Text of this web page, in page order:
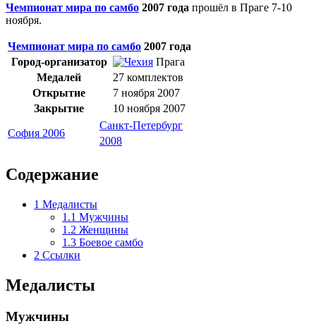
Чемпионат мира по самбо 2007 года прошёл в Праге 7-10
ноября.
Чемпионат мира по самбо 2007 года
Город-организатор
Прага
Медалей
27 комплектов
Открытие
7 ноября 2007
Закрытие
10 ноября 2007
София 2006
Санкт-Петербург
2008
Содержание
1 Медалисты
1.1 Мужчины
1.2 Женщины
1.3 Боевое самбо
2 Ссылки
Медалисты
Мужчины